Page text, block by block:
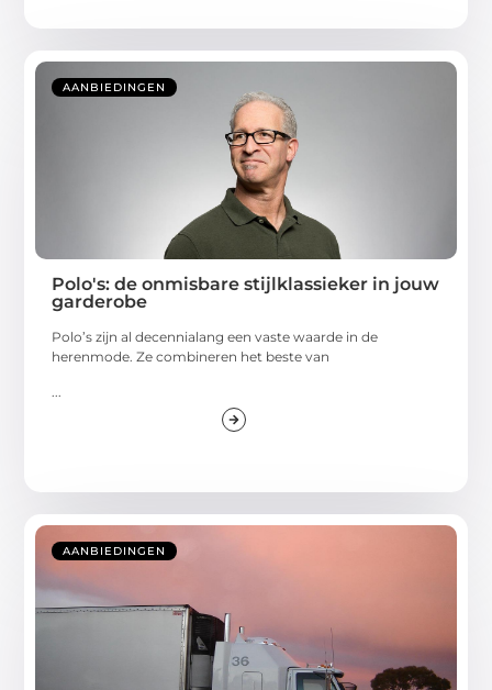
AANBIEDINGEN
Polo's: de onmisbare stijlklassieker in jouw
garderobe
Polo’s zijn al decennialang een vaste waarde in de
herenmode. Ze combineren het beste van
...
AANBIEDINGEN